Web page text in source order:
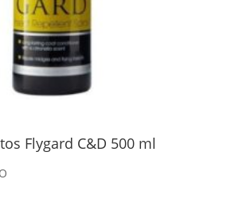
Flygard C&D 500 ml